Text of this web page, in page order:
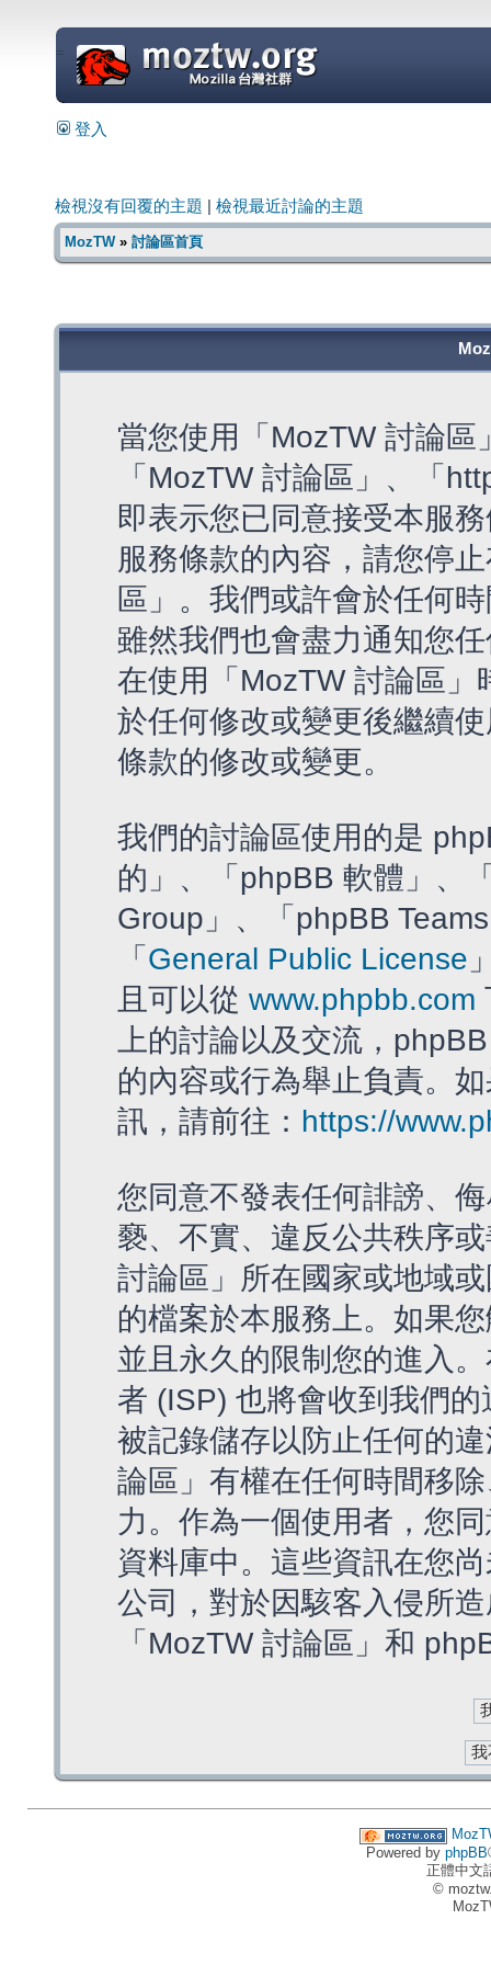
=
登入
檢視沒有回覆的主題 檢視最近討論的主題
MozTW» 討論區首頁
當您使用「MozTW 討論
「MozTW 討論區」、「
即表示您已同意接受本服
服務條款的內容，請您停
區」。我們或許會於任何
雖然我們也會盡力通知您
在使用「MozTW 討論區
於任何修改或變更後繼續
條款的修改或變更。
我們的討論區使用的是
的」、「phpBB 軟體」、
Group」、「phpBB
「 General Public License
且可以從 www.phpbb.com
上的討論以及交流，
的內容或行為舉止負責。
訊，請前往： https://
您同意不發表任何誹謗、
褻、不實、違反公共秩序
討論區」所在國家或地域
的檔案於本服務上。如果
並且永久的限制您的進入
者 (ISP) 也將會收到我們
被記錄儲存以防止任何的
論區」有權在任何時間移
力。作為一個使用者，您
資料庫中。這些資訊在您
公司，對於因駭客入侵所
「MozTW 討論區」和
Powered by phpBB
正體中文
©